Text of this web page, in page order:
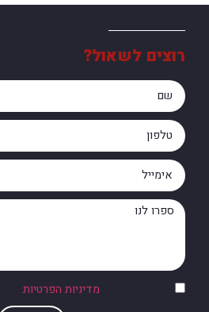
רוצים לשאול?
מדיניות הפרטיות